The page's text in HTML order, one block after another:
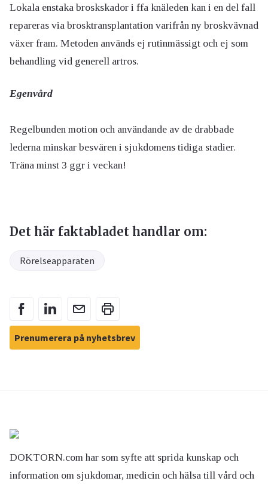
Lokala enstaka broskskador i ffa knäleden kan i en del fall
repareras via brosktransplantation varifrån ny broskvävnad
växer fram. Metoden används ej rutinmässigt och ej som
behandling vid generell artros.
Egenvård
Regelbunden motion och användande av de drabbade
lederna minskar besvären i sjukdomens tidiga stadier.
Träna minst 3 ggr i veckan!
Det här faktabladet handlar om:
Rörelseapparaten
Prenumerera på nyhetsbrev
DOKTORN.com har som syfte att sprida kunskap och
information om sjukdomar, medicin och hälsa till vård och